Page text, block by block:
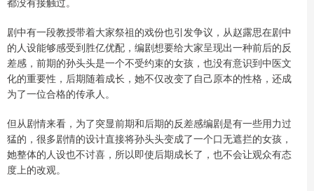
剧中有一段教授带着大家祭祖的戏份也引发争议，从赵露思在剧中
的人设能够感受到胜亿优配，编剧想要给大家呈现出一种前后的反
差感，前期的孙头头是一个不受约束的女孩，也没有意识到中医文
化的重要性，后期随着成长，她不仅改变了自己原本的性格，还成
为了一位合格的传承人。
但从剧情来看，为了突显前期和后期的反差感编剧是有一些用力过
猛的，很多剧情的设计直接将孙头头变成了一个口无遮拦的女孩，
她整体的人设也不讨喜，所以即使后期成长了，也不会让观众有态
度上的改观。